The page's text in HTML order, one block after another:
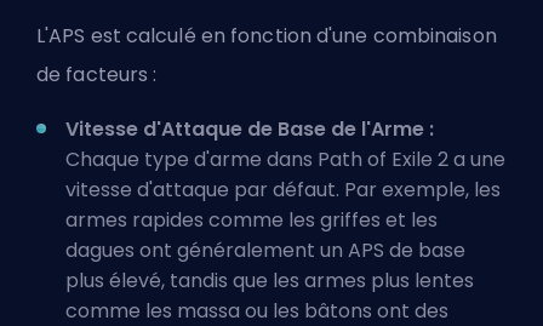
L'APS est calculé en fonction d'une combinaison
de facteurs :
Vitesse d'Attaque de Base de l'Arme :
Chaque type d'arme dans Path of Exile 2 a une
vitesse d'attaque par défaut. Par exemple, les
armes rapides comme les griffes et les
dagues ont généralement un APS de base
plus élevé, tandis que les armes plus lentes
comme les massa ou les bâtons ont des